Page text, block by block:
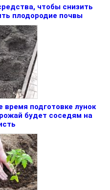
чтобы снизить
плодородие почвы
время подготовке лунок
будет соседям на